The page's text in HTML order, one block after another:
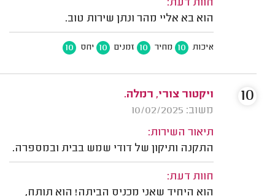
חוות דעת:
הוא בא אליי מהר ונתן שירות טוב.
איכות 10 מחיר 10 זמנים 10 יחס 10
ויקטור צורי, רמלה.
משוב: 10/02/2025
תיאור השירות:
התקנה ותיקון של דודי שמש בבית ובמספרה.
חוות דעת:
הוא היחיד שאני מכניס הביתה! הוא תותח,
10